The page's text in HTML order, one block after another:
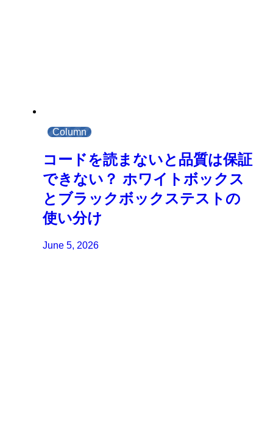
Column
コードを読まないと品質は保証
できない？ ホワイトボックス
とブラックボックステストの
使い分け
June 5, 2026